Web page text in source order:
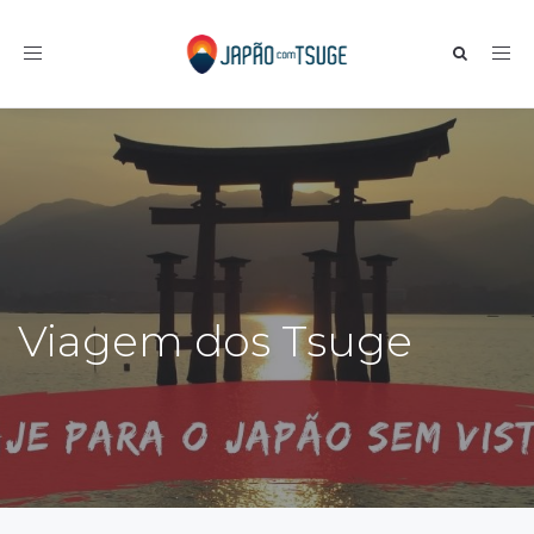
Toggle navigation
Viagem dos Tsuge